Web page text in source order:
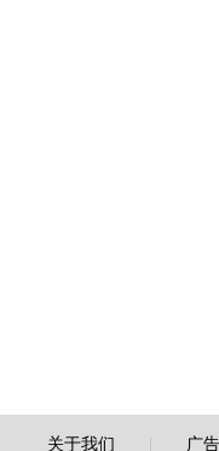
关于我们 广